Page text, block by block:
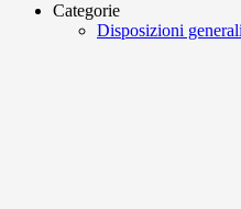
Categorie
Disposizioni generali